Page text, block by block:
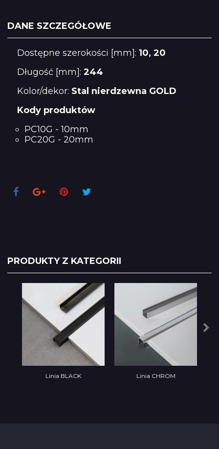
DANE SZCZEGÓŁOWE
Dostępne szerokości [mm]: 10, 20
Długość [mm]: 244
Kolor/dekor: Stal nierdzewna GOLD
Kody produktów
PC10G - 10mm
PC20G - 20mm
PRODUKTY Z KATEGORII
Linia BLACK Linia CHROM